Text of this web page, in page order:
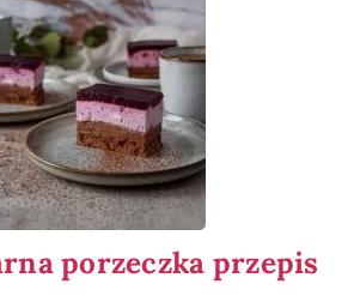
porzeczka przepis